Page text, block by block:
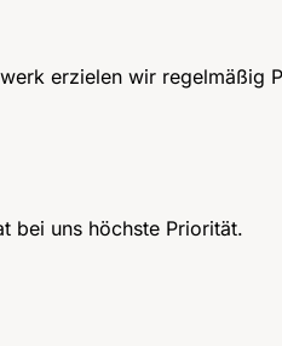
erzielen wir regelmäßig
bei uns höchste Priorität.